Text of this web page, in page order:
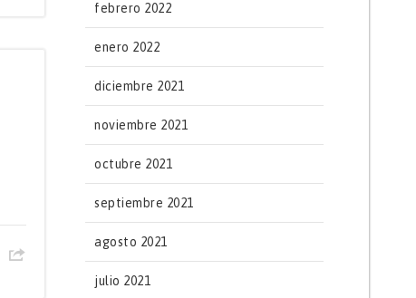
febrero 2022
enero 2022
diciembre 2021
noviembre 2021
octubre 2021
septiembre 2021
agosto 2021
julio 2021